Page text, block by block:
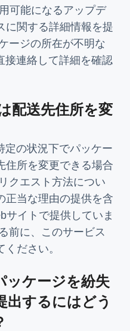
可能になるアップデ
に関する詳細情報を提
ージの所在が不明な
接連絡して詳細を確認
配送先住所を変
定の状況下でパッケー
住所を変更できる場合
クエスト方法につい
正当な理由の提供を含
サイトで提供していま
前に、このサービス
ださい。
ッケージを紛失
出するにはどう